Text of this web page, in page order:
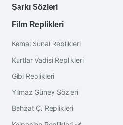
Şarkı Sözleri
Film Replikleri
Kemal Sunal Replikleri
Kurtlar Vadisi Replikleri
Gibi Replikleri
Yılmaz Güney Sözleri
Behzat Ç. Replikleri